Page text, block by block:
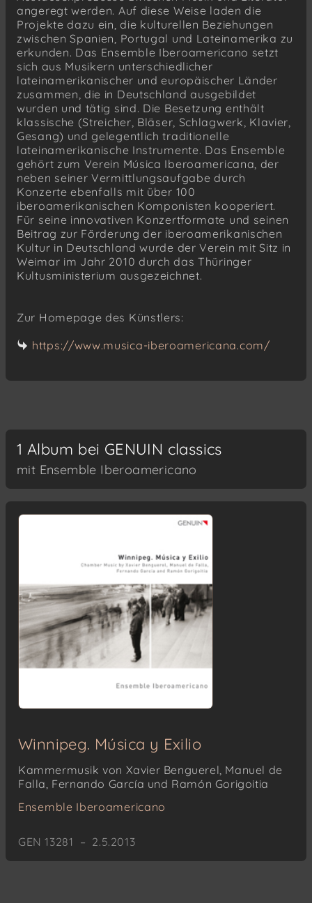
angeregt werden. Auf diese Weise laden die
Projekte dazu ein, die kulturellen Beziehungen
zwischen Spanien, Portugal und Lateinamerika zu
erkunden. Das Ensemble Iberoamericano setzt
sich aus Musikern unterschiedlicher
lateinamerikanischer und europäischer Länder
zusammen, die in Deutschland ausgebildet
wurden und tätig sind. Die Besetzung enthält
klassische (Streicher, Bläser, Schlagwerk, Klavier,
Gesang) und gelegentlich traditionelle
lateinamerikanische Instrumente. Das Ensemble
gehört zum Verein Música Iberoamericana, der
neben seiner Vermittlungsaufgabe durch
Konzerte ebenfalls mit über 100
iberoamerikanischen Komponisten kooperiert.
Für seine innovativen Konzertformate und seinen
Beitrag zur Förderung der iberoamerikanischen
Kultur in Deutschland wurde der Verein mit Sitz in
Weimar im Jahr 2010 durch das Thüringer
Kultusministerium ausgezeichnet.
Zur Homepage des Künstlers:
https://www.musica-iberoamericana.com/
1 Album bei GENUIN classics
mit Ensemble Iberoamericano
Winnipeg. Música y Exilio
Kammermusik von Xavier Benguerel, Manuel de
Falla, Fernando García und Ramón Gorigoitia
Ensemble Iberoamericano
GEN 13281 – 2.5.2013